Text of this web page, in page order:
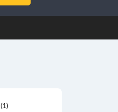
(1)